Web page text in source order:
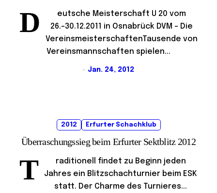
D
eutsche Meisterschaft U 20 vom
26.-30.12.2011 in Osnabrück DVM – Die
VereinsmeisterschaftenTausende von
Vereinsmannschaften spielen...
Jan. 24, 2012
2012 Erfurter Schachklub
Überraschungssieg beim Erfurter Sektblitz 2012
T
raditionell findet zu Beginn jeden
Jahres ein Blitzschachturnier beim ESK
statt. Der Charme des Turnieres...